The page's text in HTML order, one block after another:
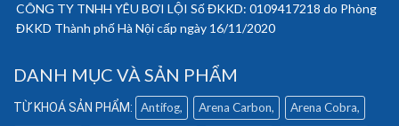
CÔNG TY TNHH YÊU BƠI LỘI Số ĐKKD: 0109417218 do Phòng
ĐKKD Thành phố Hà Nội cấp ngày 16/11/2020
DANH MỤC VÀ SẢN PHẨM
Antifog Arena Carbon Arena Cobra